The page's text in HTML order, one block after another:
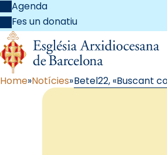
Agenda
Fes un donatiu
Home Notícies Betel22, «Buscant